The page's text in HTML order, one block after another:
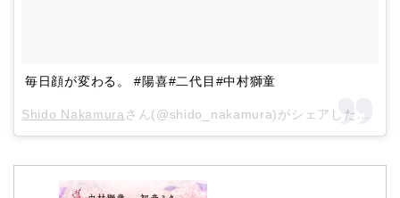
毎日顔が変わる。 #陽喜#二代目#中村獅童
Shido Nakamuraさん(@shido_nakamura)がシェアした投稿 –